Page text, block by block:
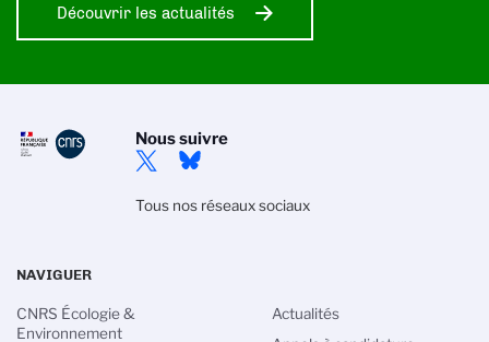
Découvrir les actualités
Nous suivre
Tous nos réseaux sociaux
NAVIGUER
CNRS Écologie &
Environnement
Actualités